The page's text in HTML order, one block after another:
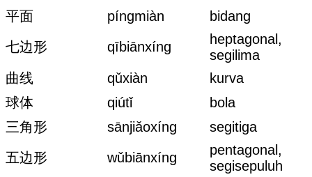
平面
píngmiàn
bidang
七边形
qībiānxíng
heptagonal,
segilima
曲线
qǔxiàn
kurva
球体
qiútǐ
bola
三角形
sānjiǎoxíng
segitiga
五边形
wǔbiānxíng
pentagonal,
segisepuluh